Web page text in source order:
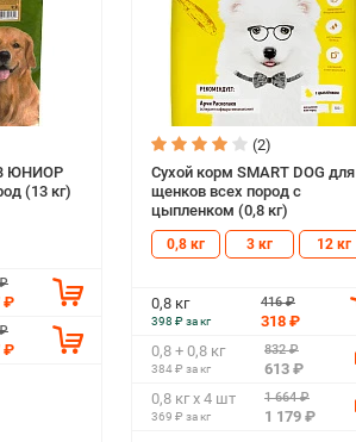
ЮНИОР
(13 кг)
₽
₽
(2)
Сухой корм SMART DOG для
щенков всех пород с
цыпленком (0,8 кг)
0,8 кг 3 кг 12 кг
0,8 кг
398 ₽ за кг
416 ₽
318 ₽
0,8 + 0,8 кг
384 ₽ за кг
832 ₽
613 ₽
0,8 кг х 4 шт
369 ₽ за кг
1 664 ₽
1 179 ₽